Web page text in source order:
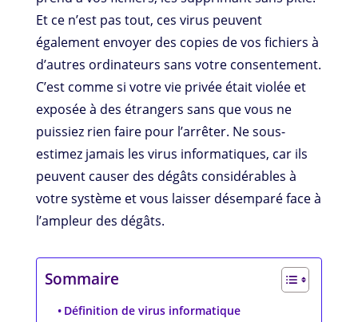
Et ce n’est pas tout, ces virus peuvent
également envoyer des copies de vos fichiers à
d’autres ordinateurs sans votre consentement.
C’est comme si votre vie privée était violée et
exposée à des étrangers sans que vous ne
puissiez rien faire pour l’arrêter. Ne sous-
estimez jamais les virus informatiques, car ils
peuvent causer des dégâts considérables à
votre système et vous laisser désemparé face à
l’ampleur des dégâts.
Sommaire
Définition de virus informatique